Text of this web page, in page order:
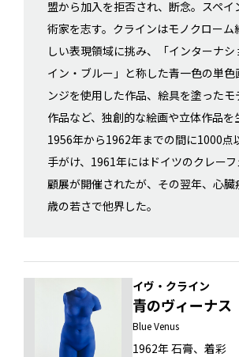
盟から加入を拒否され、断念。スペイ
術家を志す。クラインはモノクローム
しい表現領域に挑み、「インターナシ
イン・ブルー」と称した青一色の単色
ンジを使用した作品、絵具を塗ったモ
作品など、独創的な絵画や立体作品を
1956年から1962年までの間に1000点
手がけ、1961年にはドイツのクレー
顧展が開催されたが、その翌年、心
歳の若さで他界した。
イヴ・クライン
青のヴィーナス
Blue Venus
1962年 石膏、着彩